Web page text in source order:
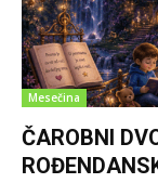
Mesečina
ČAROBNI